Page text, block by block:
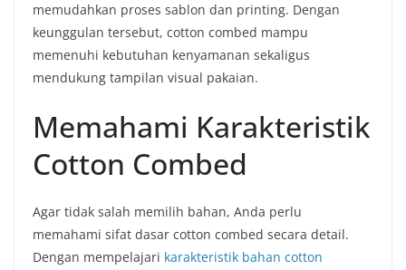
memudahkan proses sablon dan printing. Dengan
keunggulan tersebut, cotton combed mampu
memenuhi kebutuhan kenyamanan sekaligus
mendukung tampilan visual pakaian.
Memahami Karakteristik
Cotton Combed
Agar tidak salah memilih bahan, Anda perlu
memahami sifat dasar cotton combed secara detail.
Dengan mempelajari karakteristik bahan cotton